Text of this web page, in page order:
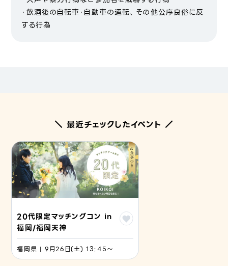
・飲酒後の自転車・自動車の運転、その他公序良俗に反
する行為
＼ 最近チェックしたイベント ／
20代限定マッチングコン in
福岡/福岡天神
福岡県 | 9月26日(土) 13:45〜